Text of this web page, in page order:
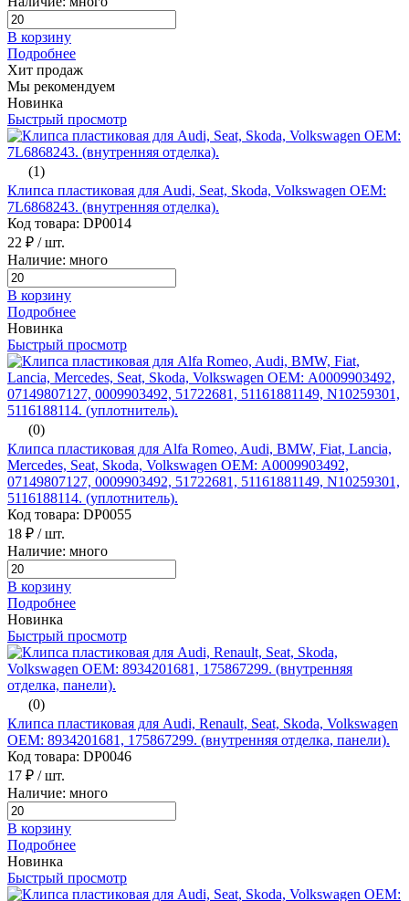
В корзину
Подробнее
Хит продаж
Мы рекомендуем
Новинка
Быстрый просмотр
(1)
Клипса пластиковая для Audi, Seat, Skoda, Volkswagen ОЕМ:
7L6868243. (внутренняя отделка).
Код товара: DP0014
22 ₽ / шт.
Наличие: много
В корзину
Подробнее
Новинка
Быстрый просмотр
(0)
Клипса пластиковая для Alfa Romeo, Audi, BMW, Fiat, Lancia,
Mercedes, Seat, Skoda, Volkswagen ОЕМ: A0009903492,
07149807127, 0009903492, 51722681, 51161881149, N10259301,
5116188114. (уплотнитель).
Код товара: DP0055
18 ₽ / шт.
Наличие: много
В корзину
Подробнее
Новинка
Быстрый просмотр
(0)
Клипса пластиковая для Audi, Renault, Seat, Skoda, Volkswagen
ОЕМ: 8934201681, 175867299. (внутренняя отделка, панели).
Код товара: DP0046
17 ₽ / шт.
Наличие: много
В корзину
Подробнее
Новинка
Быстрый просмотр